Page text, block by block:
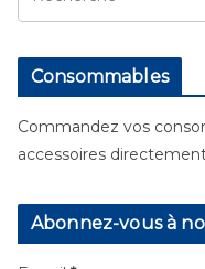
Consommables
Commandez vos
accessoires
Abonnez-vous à